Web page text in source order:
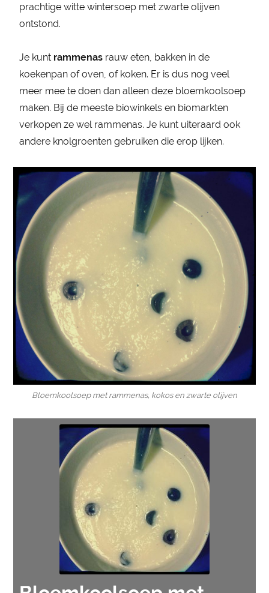
prachtige witte wintersoep met zwarte olijven
ontstond.
Je kunt rammenas rauw eten, bakken in de
koekenpan of oven, of koken. Er is dus nog veel
meer mee te doen dan alleen deze bloemkoolsoep
maken. Bij de meeste biowinkels en biomarkten
verkopen ze wel rammenas. Je kunt uiteraard ook
andere knolgroenten gebruiken die erop lijken.
Bloemkoolsoep met rammenas, kokos en zwarte olijven